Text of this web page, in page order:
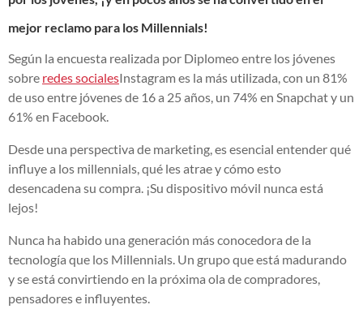
mejor reclamo para los Millennials!
Según la encuesta realizada por Diplomeo entre los jóvenes
sobre redes socialesInstagram es la más utilizada, con un 81%
de uso entre jóvenes de 16 a 25 años, un 74% en Snapchat y un
61% en Facebook.
Desde una perspectiva de marketing, es esencial entender qué
influye a los millennials, qué les atrae y cómo esto
desencadena su compra. ¡Su dispositivo móvil nunca está
lejos!
Nunca ha habido una generación más conocedora de la
tecnología que los Millennials. Un grupo que está madurando
y se está convirtiendo en la próxima ola de compradores,
pensadores e influyentes.